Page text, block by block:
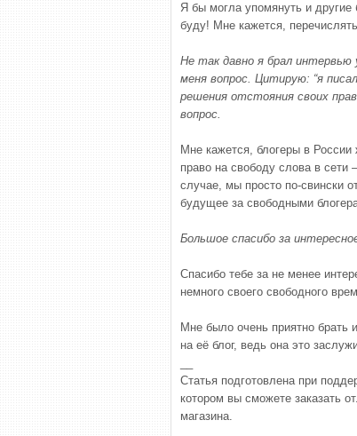
Я бы могла упомянуть и другие
буду! Мне кажется,
Не так давно я брал интервью
меня вопрос. Цитирую: “я
решения отстояния своих
вопрос.
Мне кажется, блогеры в России
право на свободу слова в
случае, мы просто по-свински
будущее за свободными
Большое спасибо за
Спасибо тебе за не менее
немного своего свободного
Мне было очень приятно брать
на её блог, ведь она это
Статья подготовлена при
котором вы сможете заказать
магазина.